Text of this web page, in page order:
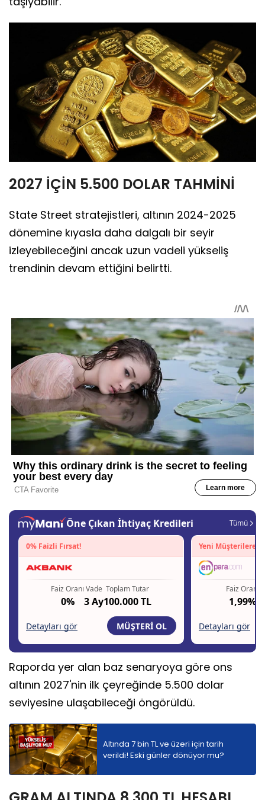
2027 İÇİN 5.500 DOLAR TAHMİNİ
State Street stratejistleri, altının 2024-2025
dönemine kıyasla daha dalgalı bir seyir
izleyebileceğini ancak uzun vadeli yükseliş
trendinin devam ettiğini belirtti.
Raporda yer alan baz senaryoya göre ons
altının 2027'nin ilk çeyreğinde 5.500 dolar
seviyesine ulaşabileceği öngörüldü.
Altında 7 bin TL ve üzeri için tarih
verildi! Eski günler dönüyor mu?